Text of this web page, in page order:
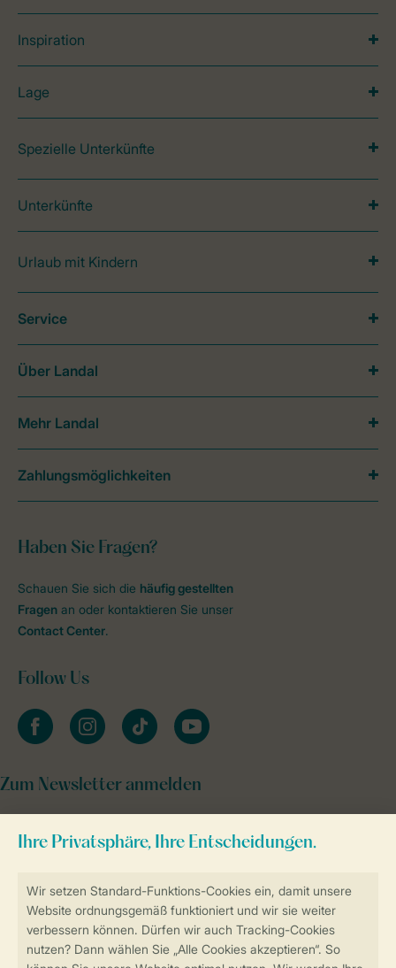
Sicher und schnell zur Online-Buchung
Inspiration
Lage
Spezielle Unterkünfte
Unterkünfte
Urlaub mit Kindern
Haben Sie Fragen?
Schauen Sie sich die häufig gestellten
Fragen an oder kontaktieren Sie unser
Contact Center.
Follow Us
facebookinstagramtiktok youtube
Zum Newsletter anmelden
Service
Über Landal
Mehr Landal
Zahlungsmöglichkeiten